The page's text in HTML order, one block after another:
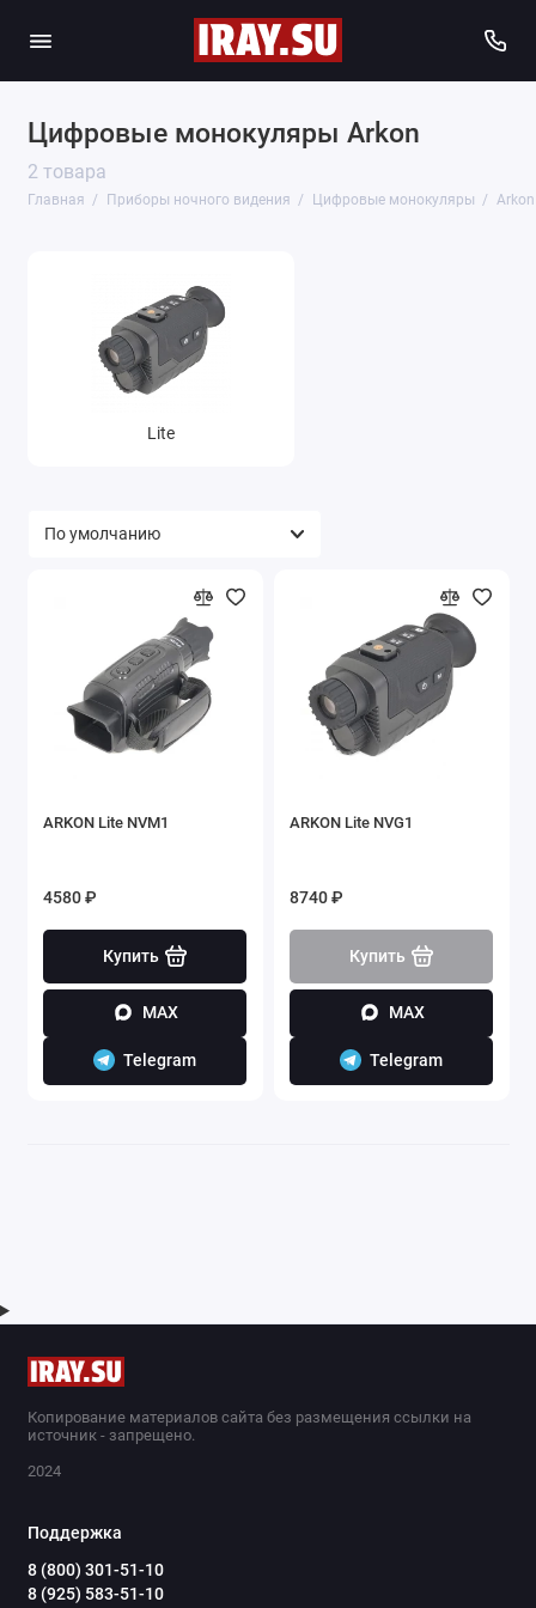
Цифровые монокуляры Arkon
2 товара
Главная Приборы ночного видения Цифровые монокуляры Arkon
Lite
ARKON Lite NVM1
4580 ₽
Купить
MAX
Telegram
ARKON Lite NVG1
8740 ₽
Купить
MAX
Telegram
Копирование материалов сайта без размещения ссылки на
источник - запрещено.
2024
Поддержка
8 (800) 301-51-10
8 (925) 583-51-10